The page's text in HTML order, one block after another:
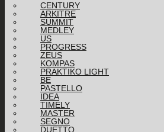
CENTURY
ARKITRE
SUMMIT
MEDLEY
US
PROGRESS
ZEUS
KOMPAS
PRAKTIKO LIGHT
BE
PASTELLO
IDEA
TIMELY
MASTER
SEGNO
DUETTO